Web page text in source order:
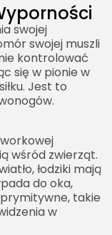
swojej
swojej muszli
kontrolować
się w pionie w
Jest to
wśród zwierząt.
łodziki mają
do oka,
takie
w